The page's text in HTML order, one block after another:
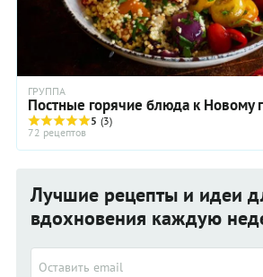
ГРУППА
Постные горячие блюда к Новому
5 (3)
72 рецептов
Лучшие рецепты и идеи
вдохновения каждую